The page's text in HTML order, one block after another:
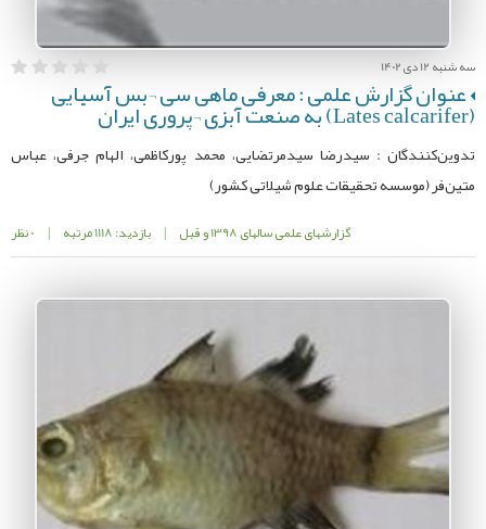
سه شنبه 12 دی 1402
عنوان گزارش علمی : معرفی ماهی سی ¬بس آسیایی(Lates calcarifer) به صنعت آبزی ¬پروری ایران
تدوین‌کنندگان : سیدرضا سیدمرتضایی، محمد پورکاظمی، الهام جرفی، عباس
متین‌فر (موسسه تحقیقات علوم شیلاتی کشور)
گزارشهای علمی سالهای 1398 و قبل | بازدید: 1118 مرتبه | 0 نظر